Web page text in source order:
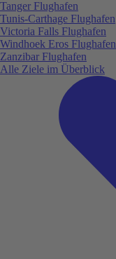
Tanger Flughafen
Tunis-Carthage Flughafen
Victoria Falls Flughafen
Windhoek Eros Flughafen
Zanzibar Flughafen
Alle Ziele im Überblick